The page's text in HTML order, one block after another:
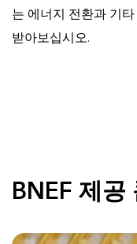
는 에너지 전환과 기
받아보십시오.
BNEF 제공